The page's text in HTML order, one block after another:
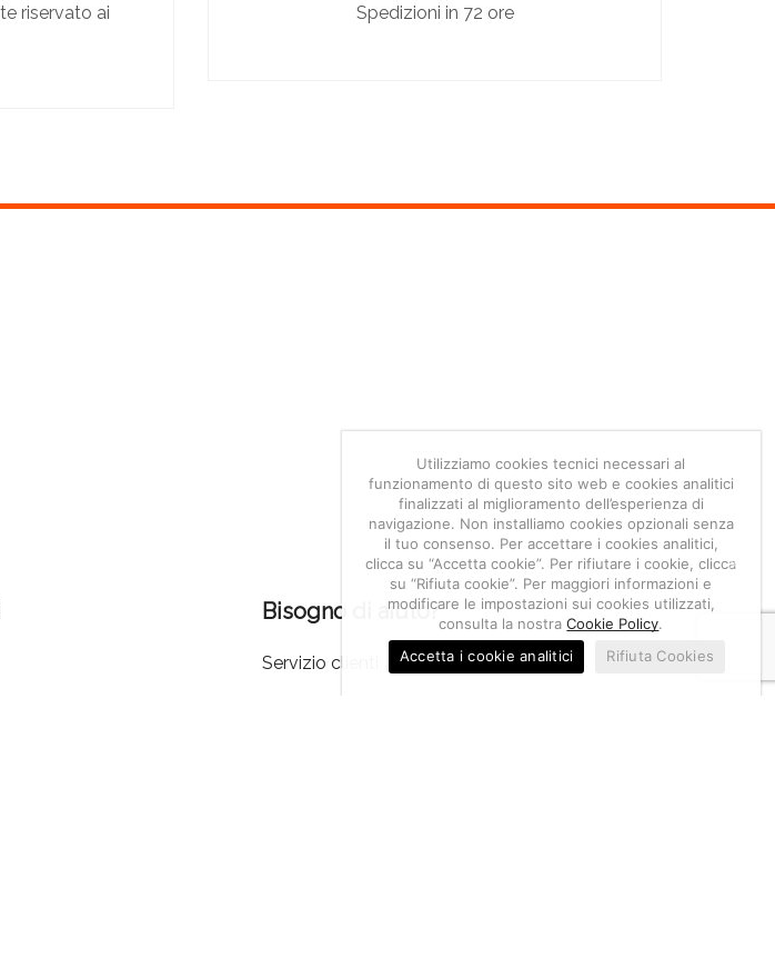
Utilizziamo cookies tecnici necessari al
funzionamento di questo sito web e cookies analitici
finalizzati al miglioramento dell’esperienza di
navigazione. Non installiamo cookies opzionali senza
il tuo consenso. Per accettare i cookies analitici,
clicca su “Accetta cookie”. Per rifiutare i cookie, clicca
su “Rifiuta cookie”. Per maggiori informazioni e
modificare le impostazioni sui cookies utilizzati,
consulta la nostraCookie Policy.
Accetta i cookie analitici
Rifiuta Cookies
riservato ai
Spedizioni in 72 ore
Bisogno di aiuto?
Servizio clienti